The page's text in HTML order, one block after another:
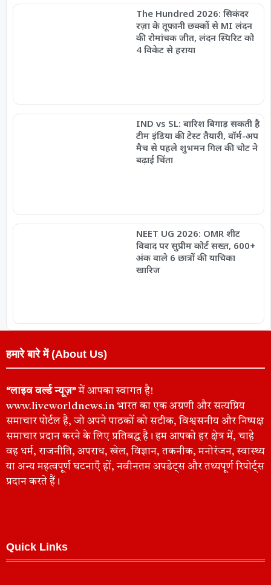
The Hundred 2026: सिकंदर
रज़ा के तूफानी छक्कों से MI लंदन
की रोमांचक जीत, लंदन स्पिरिट को
4 विकेट से हराया
IND vs SL: बारिश बिगाड़ सकती है
टीम इंडिया की टेस्ट तैयारी, वॉर्म-अप
मैच से पहले शुभमन गिल की चोट ने
बढ़ाई चिंता
NEET UG 2026: OMR शीट
विवाद पर सुप्रीम कोर्ट सख्त, 600+
अंक वाले 6 छात्रों की याचिका
खारिज
हमारे बारे में (About Us)
“लाइव वर्ल्ड न्यूज़”में आपका स्वागत है!
www.liveworldnews.in भारत का एक अग्रणी और सत्यप्रिय
समाचार पोर्टल है, जो अपने पाठकों को सटीक, विश्वसनीय और निष्पक्ष
समाचार प्रदान करने के लिए प्रतिबद्ध है। हम आपको हर क्षेत्र में, चाहे
वह धर्म, राजनीति, अपराध, खेल, विज्ञान, तकनीक, मनोरंजन, स्वास्थ्य
या अन्य महत्वपूर्ण घटनाएँ हों, नवीनतम अपडेट्स और तथ्यपूर्ण रिपोर्ट्स
प्रदान करते हैं।
Quick Links